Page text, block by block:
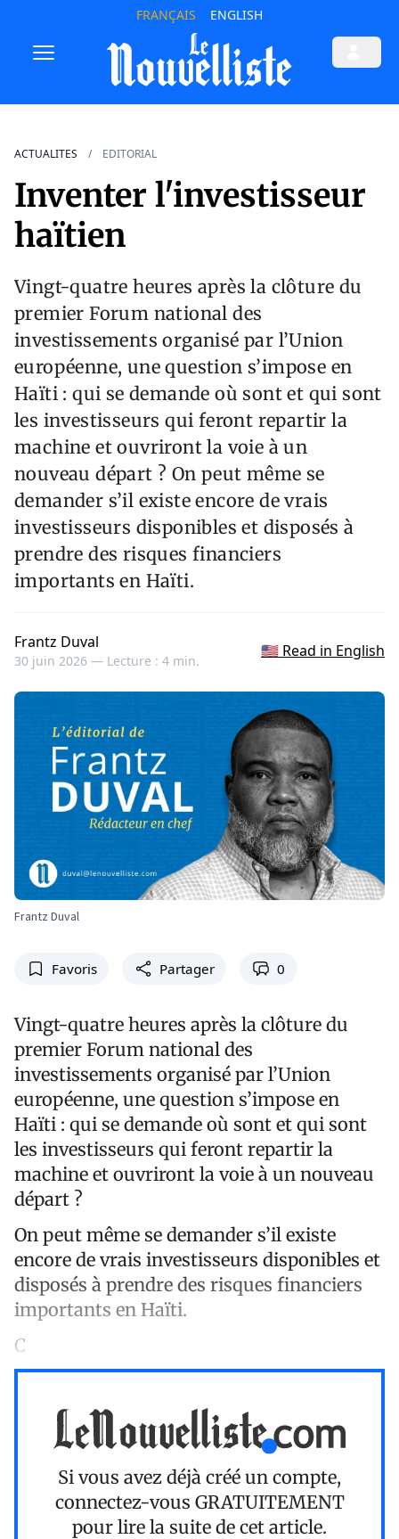
FRANÇAIS ENGLISH
ACTUALITES EDITORIAL
Inventer l'investisseur
haïtien
Vingt-quatre heures après la clôture du
premier Forum national des
investissements organisé par l’Union
européenne, une question s’impose en
Haïti : qui se demande où sont et qui sont
les investisseurs qui feront repartir la
machine et ouvriront la voie à un
nouveau départ ? On peut même se
demander s’il existe encore de vrais
investisseurs disponibles et disposés à
prendre des risques financiers
importants en Haïti.
Frantz Duval
30 juin 2026 — Lecture : 4 min.
🇺🇸 Read in English
Frantz Duval
Favoris Partager 0
Vingt-quatre heures après la clôture du
premier Forum national des
investissements organisé par l’Union
européenne, une question s’impose en
Haïti : qui se demande où sont et qui sont
les investisseurs qui feront repartir la
machine et ouvriront la voie à un nouveau
départ ?
On peut même se demander s’il existe
encore de vrais investisseurs disponibles et
disposés à prendre des risques financiers
importants en Haïti.
C
Si vous avez déjà créé un compte,
connectez-vous GRATUITEMENT
pour lire la suite de cet article.